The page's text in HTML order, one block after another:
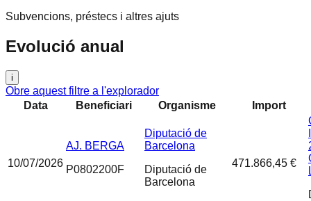
Subvencions, préstecs i altres ajuts
Evolució anual
i
Obre aquest filtre a l'explorador
Data
Beneficiari Organisme Import
10/07/2026
AJ. BERGA
P0802200F
Diputació de
Barcelona
Diputació de
Barcelona
471.866,45 €